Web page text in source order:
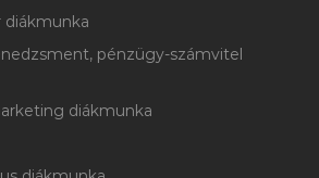
diákmunka
pénzügy-számvitel
diákmunka